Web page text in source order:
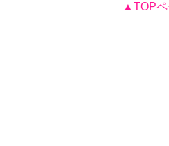
▲TOPペ